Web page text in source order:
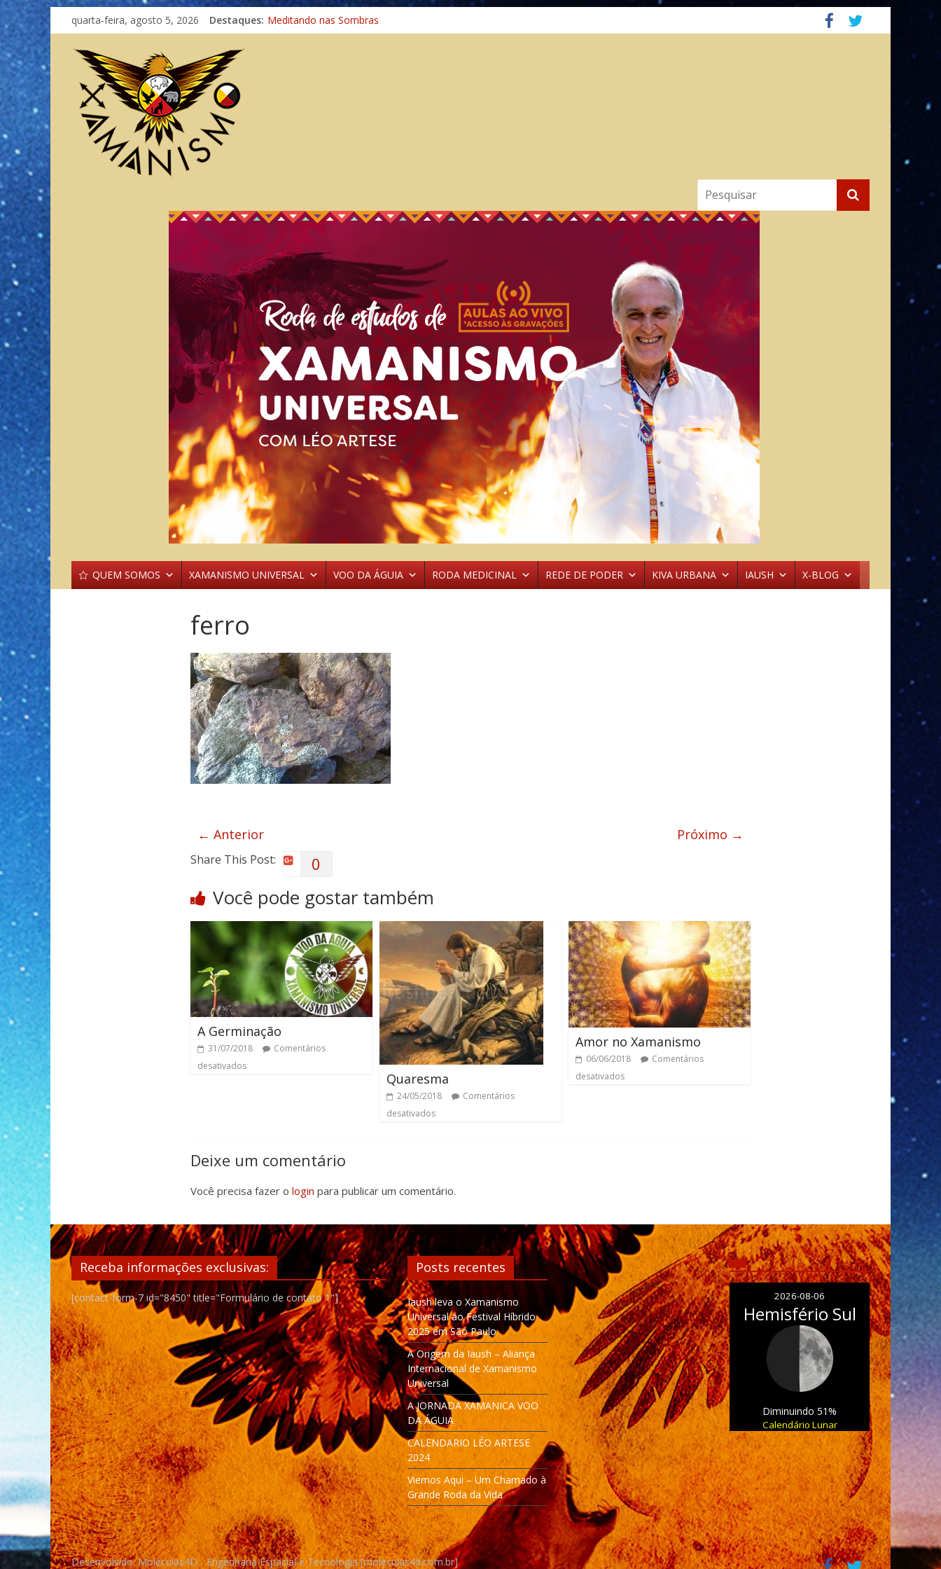
quarta-feira, agosto 5, 2026 Destaques: Meditando nas Sombras
Autosuficiência: A Jornada do Espírito Ancestral
QUEM SOMOS XAMANISMO UNIVERSAL VOO DA ÁGUIA RODA MEDICINAL REDE DE PODER KIVA URBANA IAUSH X-BLOG
ferro
← Anterior Próximo →
Share This Post: 0
Você pode gostar também
A Germinação
31/07/2018
Comentários
desativados
Quaresma
24/05/2018
Comentários
desativados
Amor no Xamanismo
06/06/2018
Comentários
desativados
Deixe um comentário
Você precisa fazer o login para publicar um comentário.
Receba informações exclusivas:
[contact-form-7 id="8450" title="Formulário de contato 1"]
Posts recentes
Iaush leva o Xamanismo
Universal ao Festival Híbrido
2025 em São Paulo
A Origem da Iaush – Aliança
Internacional de Xamanismo
Universal
A JORNADA XAMANICA VOO
DA ÁGUIA
CALENDARIO LÉO ARTESE
2024
Viemos Aqui – Um Chamado à
Grande Roda da Vida
2026-08-06
Hemisfério Sul
Diminuindo 51%
Calendário Lunar
Desenvolvido: Moleculas4D - Engenharia Espacial e Tecnologia [moleculas4d.com.br]